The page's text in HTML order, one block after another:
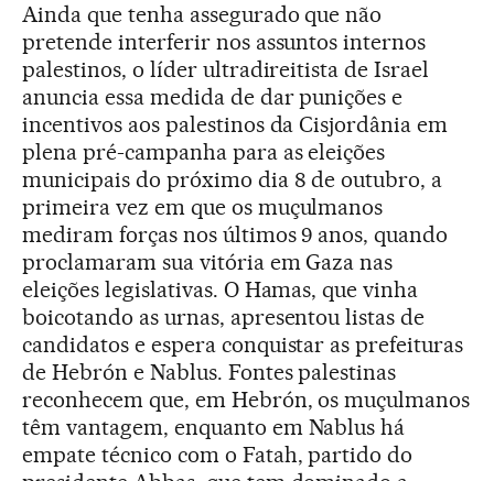
Ainda que tenha assegurado que não
pretende interferir nos assuntos internos
palestinos, o líder ultradireitista de Israel
anuncia essa medida de dar punições e
incentivos aos palestinos da Cisjordânia em
plena pré-campanha para as eleições
municipais do próximo dia 8 de outubro, a
primeira vez em que os muçulmanos
mediram forças nos últimos 9 anos, quando
proclamaram sua vitória em Gaza nas
eleições legislativas. O Hamas, que vinha
boicotando as urnas, apresentou listas de
candidatos e espera conquistar as prefeituras
de Hebrón e Nablus. Fontes palestinas
reconhecem que, em Hebrón, os muçulmanos
têm vantagem, enquanto em Nablus há
empate técnico com o Fatah, partido do